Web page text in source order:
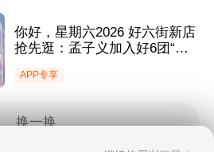
你好，星期六2026 好六街新店
抢先逛：孟子义加入好6团“新
惊喜来袭！
APP专享
换一换